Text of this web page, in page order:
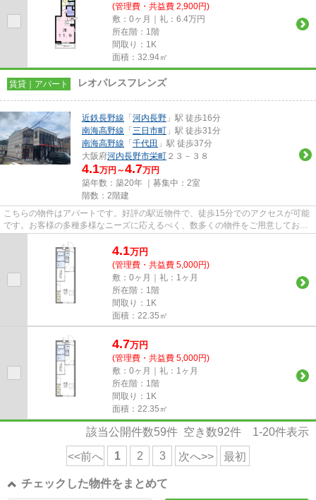
(管理費・共益費 2,900円)
敷：0ヶ月｜礼：6.4万円
所在階：1階
間取り：1K
面積：32.94㎡
賃貸｜アパート レオパレスフレンズ
近鉄長野線 「 河内長野 」駅 徒歩16分
南海高野線 「 三日市町 」駅 徒歩31分
南海高野線 「 千代田 」駅 徒歩37分
大阪府河内長野市栄町 ２３－３８
4.1万円～4.7万円
築年数：築20年 ｜募集中： 2室
階数：2階建
こちらの物件はアパートです。好評の駅近物件で、徒歩15分でのアクセスが可能
です。お客様の多種多様なニーズに応えるべく、数多くの物件をご用意してお待
4.1万円
(管理費・共益費 5,000円)
敷：0ヶ月｜礼：1ヶ月
所在階：1階
間取り：1K
面積：22.35㎡
4.7万円
(管理費・共益費 5,000円)
敷：0ヶ月｜礼：1ヶ月
所在階：1階
間取り：1K
面積：22.35㎡
該当公開件数59件 空き数92件 1-20件表示
<<前へ 1 2 3 次へ>> 最初
チェックした物件をまとめて